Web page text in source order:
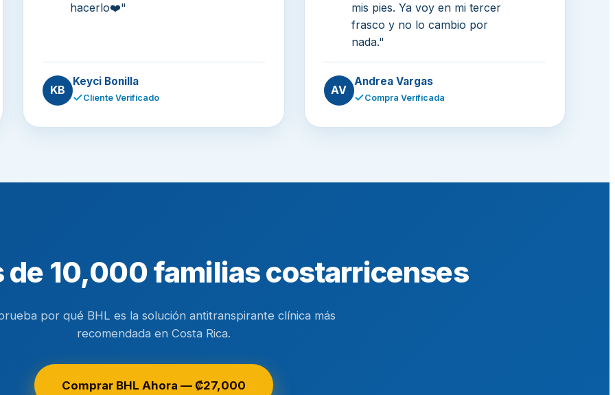
hacerlo❤️"
KB
Keyci Bonilla
Cliente Verificado
mis pies. Ya voy en mi tercer
frasco y no lo cambio por
nada."
AV
Andrea Vargas
Compra Verificada
de 10,000 familias costarricenses
por qué BHL es la solución antitranspirante clínica más
recomendada en Costa Rica.
Comprar BHL Ahora — ₡27,000